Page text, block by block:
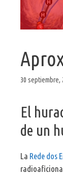
30 septiembre,
El
de un
La Rede dos